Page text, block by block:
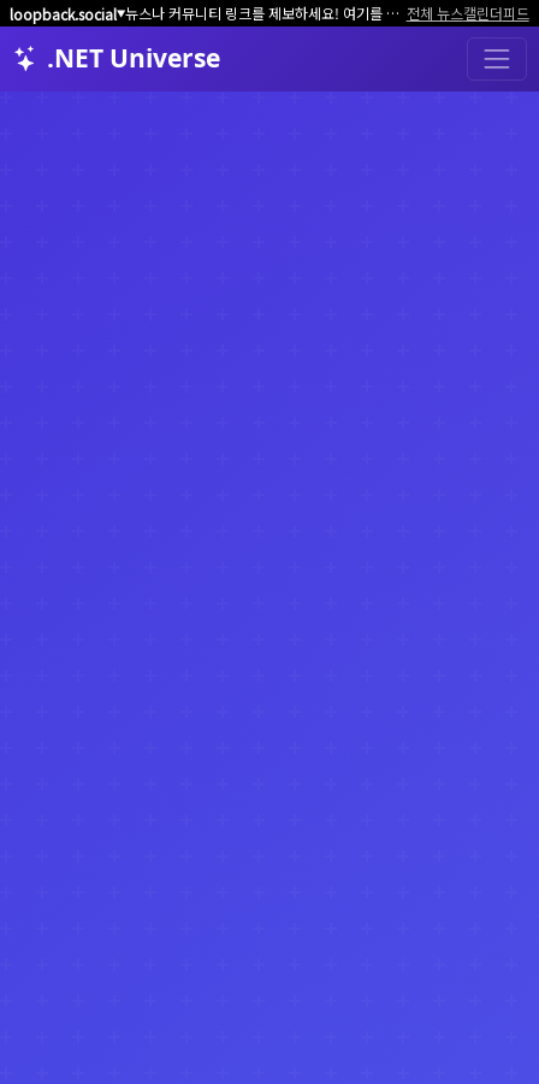
loopback.social▼ 뉴스나 커뮤니티 링크를 제보하세요! 여기를 클릭해서 알려주세요. 전체 뉴스캘린더피드
.NET Universe